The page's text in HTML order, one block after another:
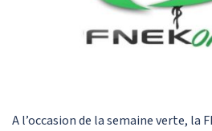
A l’occasion de la semaine verte, la